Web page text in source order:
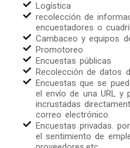
Logística
recolección de
encuestadores o
Cambaceo y equipos
Promotoreo
Encuestas públicas
Recolección de datos
Encuestas que se
el envío de una URL y
incrustadas
correo electrónico.
Encuestas privadas.
el sentimiento de